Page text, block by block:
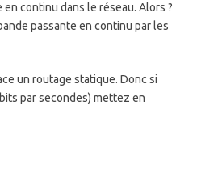
continu dans le réseau. Alors ?
passante en continu par les
un routage statique. Donc si
par secondes) mettez en